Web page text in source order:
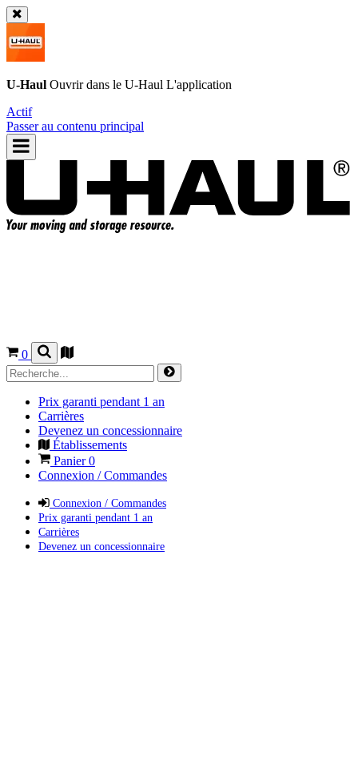
U-Haul Ouvrir dans le U-Haul L'application
Actif
Passer au contenu principal
0
Prix garanti pendant 1 an
Carrières
Devenez un concessionnaire
Établissements
Panier0
Connexion / Commandes
Connexion / Commandes
Prix garanti pendant 1 an
Carrières
Devenez un concessionnaire